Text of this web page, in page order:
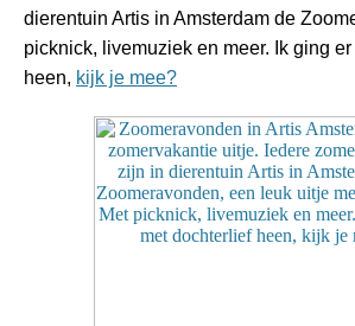
dierentuin Artis in Amsterdam de
picknick, livemuziek en meer. Ik ging
heen, kijk je mee?